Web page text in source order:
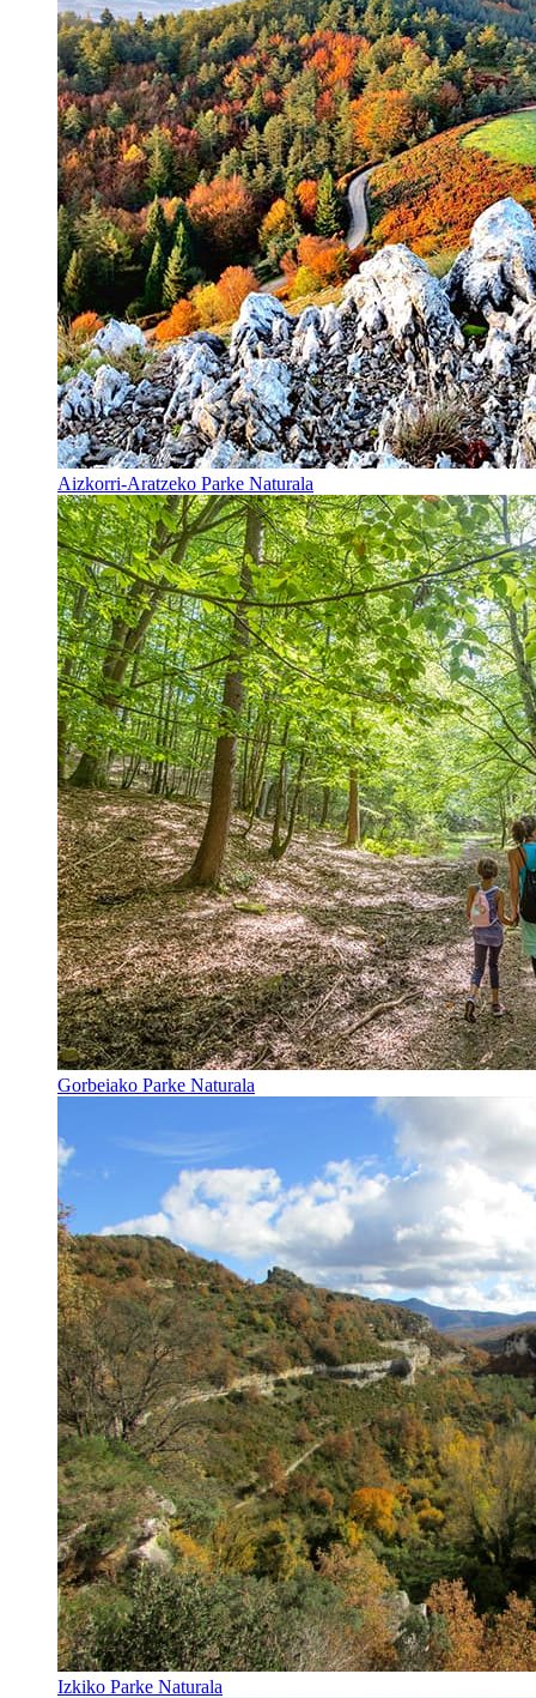
Aizkorri-Aratzeko Parke Naturala
Gorbeiako Parke Naturala
Izkiko Parke Naturala